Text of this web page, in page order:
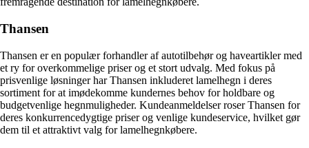
Thansen
Thansen er en populær forhandler af autotilbehør og haveartikler med
et ry for overkommelige priser og et stort udvalg. Med fokus på
prisvenlige løsninger har Thansen inkluderet lamelhegn i deres
sortiment for at imødekomme kundernes behov for holdbare og
budgetvenlige hegnmuligheder. Kundeanmeldelser roser Thansen for
deres konkurrencedygtige priser og venlige kundeservice, hvilket gør
dem til et attraktivt valg for lamelhegnkøbere.